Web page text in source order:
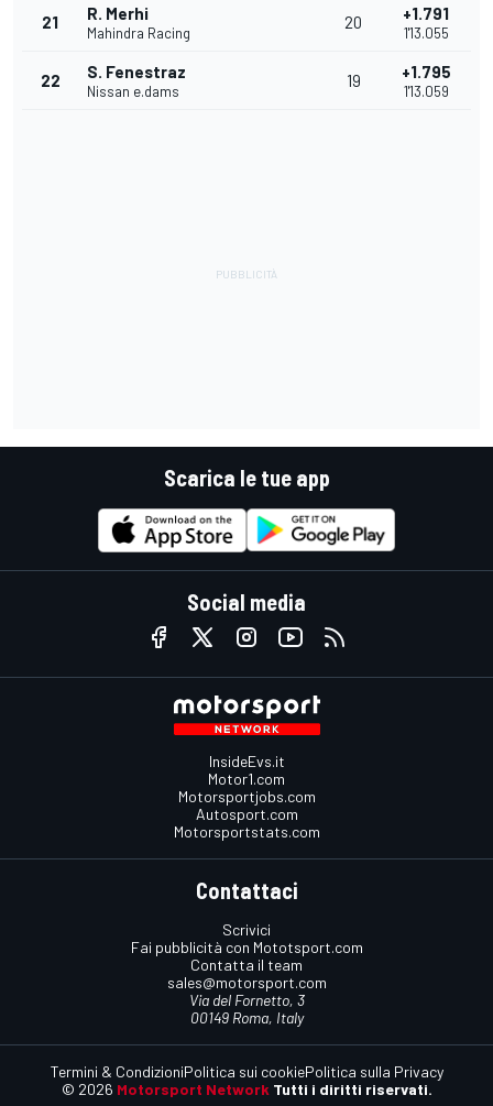
21 R. Merhi
Mahindra Racing
20 +1.791
1'13.055
22 S. Fenestraz
Nissan e.dams
19 +1.795
1'13.059
Scarica le tue app
Social media
InsideEvs.it
Motor1.com
Motorsportjobs.com
Autosport.com
Motorsportstats.com
Contattaci
Scrivici
Fai pubblicità con Mototsport.com
Contatta il team
sales@motorsport.com
Via del Fornetto, 3
00149 Roma, Italy
© 2026 Motorsport Network Tutti i diritti riservati.
Termini & CondizioniPolitica sui cookiePolitica sulla Privacy